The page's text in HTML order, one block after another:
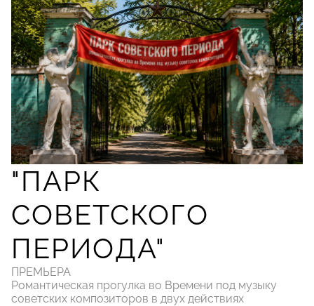
"ПАРК
СОВЕТСКОГО
ПЕРИОДА"
ПРЕМЬЕРА
Романтическая прогулка во Времени под музыку
советских композиторов в двух действиях